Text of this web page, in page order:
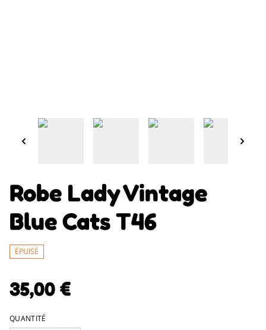
Robe Lady Vintage
Blue Cats T46
ÉPUISÉ
35,00 €
QUANTITÉ